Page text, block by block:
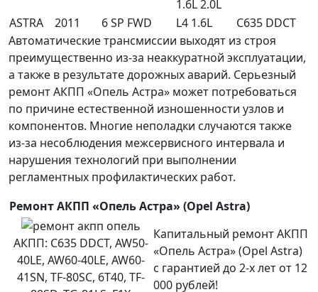
1.6L 2.0L
ASTRA
2011 6 SP FWD L4 1.6L
C635 DDCT
Автоматические трансмиссии выходят из строя
преимущественно из-за неаккуратной эксплуатации,
а также в результате дорожных аварий. Серьезный
ремонт АКПП «Опель Астра» может потребоваться
по причине естественной изношенности узлов и
компонентов. Многие неполадки случаются также
из-за несоблюдения межсервисного интервала и
нарушения технологий при выполнении
регламентных профилактических работ.
Ремонт АКПП «Опель Астра» (Opel Astra)
АКПП: C635 DDCT, AW50-
40LE, AW60-40LE, AW60-
41SN, TF-80SC, 6T40, TF-
Капитальный ремонт АКПП
«Опель Астра» (Opel Astra)
с гарантией до 2-х лет от 12
000 рублей!